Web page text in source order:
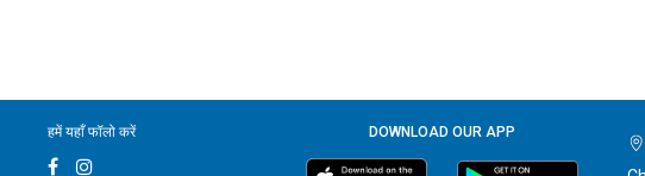
हमें यहाँ फॉलो करें DOWNLOAD OUR APP